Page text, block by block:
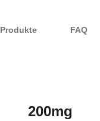
Produkte FAQ
200mg